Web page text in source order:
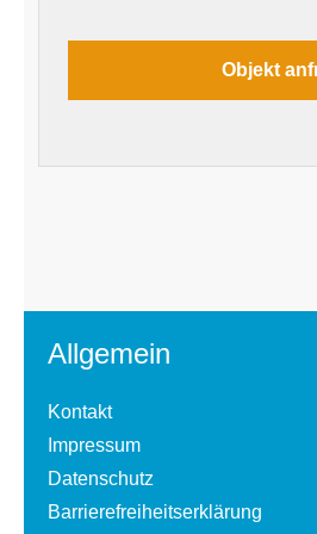
Allgemein
Kontakt
Impressum
Datenschutz
Barrierefreiheitserklärung